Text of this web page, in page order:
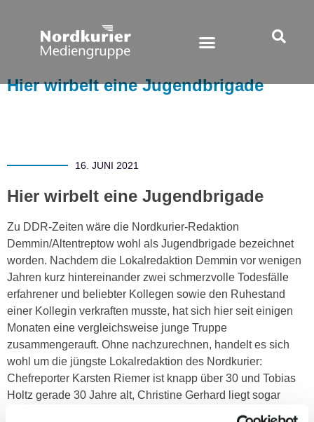
Hier wirbelt eine Jugendbrigade
16. JUNI 2021
Hier wirbelt eine Jugendbrigade
Zu DDR-Zeiten wäre die Nordkurier-Redaktion
Demmin/Altentreptow wohl als Jugendbrigade bezeichnet
worden. Nachdem die Lokalredaktion Demmin vor wenigen
Jahren kurz hintereinander zwei schmerzvolle Todesfälle
erfahrener und beliebter Kollegen sowie den Ruhestand
einer Kollegin verkraften musste, hat sich hier seit einigen
Monaten eine vergleichsweise junge Truppe
zusammengerauft. Ohne nachzurechnen, handelt es sich
wohl um die jüngste Lokalredaktion des Nordkurier:
Chefreporter Karsten Riemer ist knapp über 30 und Tobias
Holtz gerade 30 Jahre alt, Christine Gerhard liegt sogar